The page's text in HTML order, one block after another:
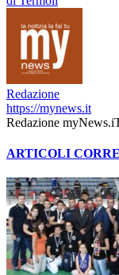
Redazione
https://mynews.it
Redazione
ARTICOLI